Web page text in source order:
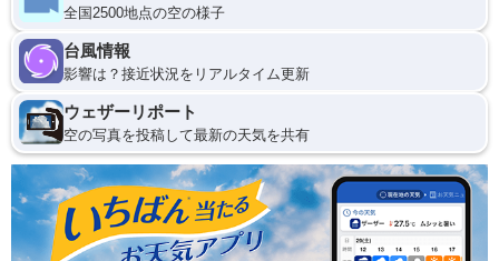
全国2500地点の空の様子
台風情報
影響は？接近状況をリアルタイム更新
ウェザーリポート
空の写真を投稿して最新の天気を共有